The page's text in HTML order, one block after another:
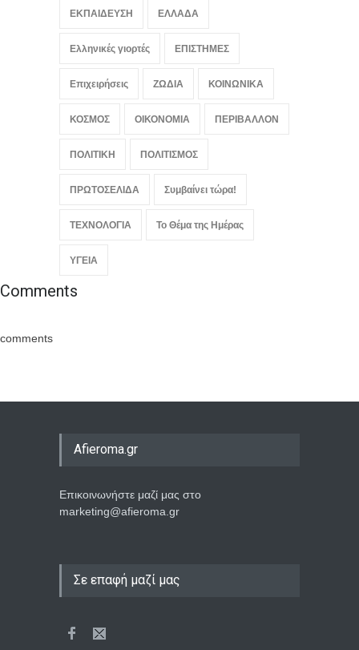
ΕΚΠΑΙΔΕΥΣΗ ΕΛΛΑΔΑ
Ελληνικές γιορτές ΕΠΙΣΤΗΜΕΣ
Επιχειρήσεις ΖΩΔΙΑ ΚΟΙΝΩΝΙΚΑ
ΚΟΣΜΟΣ ΟΙΚΟΝΟΜΙΑ ΠΕΡΙΒΑΛΛΟΝ
ΠΟΛΙΤΙΚΗ ΠΟΛΙΤΙΣΜΟΣ
ΠΡΩΤΟΣΕΛΙΔΑ Συμβαίνει τώρα!
ΤΕΧΝΟΛΟΓΙΑ Το Θέμα της Ημέρας
ΥΓΕΙΑ
Comments
comments
Afieroma.gr
Επικοινωνήστε μαζί μας στο
marketing@afieroma.gr
Σε επαφή μαζί μας